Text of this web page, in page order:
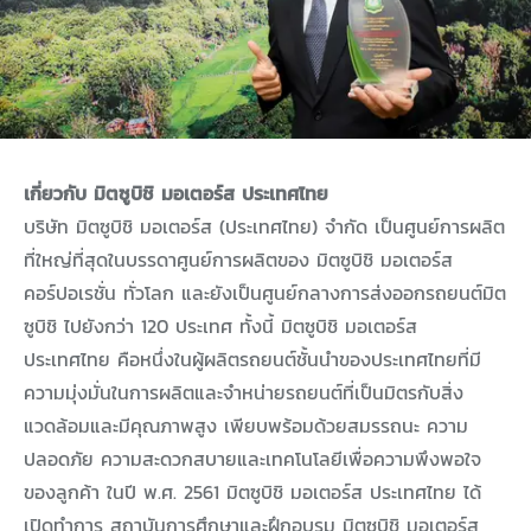
เกี่ยวกับ มิตซูบิชิ มอเตอร์ส ประเทศไทย
บริษัท มิตซูบิชิ มอเตอร์ส (ประเทศไทย) จำกัด เป็นศูนย์การผลิต
ที่ใหญ่ที่สุดในบรรดาศูนย์การผลิตของ มิตซูบิชิ มอเตอร์ส
คอร์ปอเรชั่น ทั่วโลก และยังเป็นศูนย์กลางการส่งออกรถยนต์มิต
ซูบิชิ ไปยังกว่า 120 ประเทศ ทั้งนี้ มิตซูบิชิ มอเตอร์ส
ประเทศไทย คือหนึ่งในผู้ผลิตรถยนต์ชั้นนำของประเทศไทยที่มี
ความมุ่งมั่นในการผลิตและจำหน่ายรถยนต์ที่เป็นมิตรกับสิ่ง
แวดล้อมและมีคุณภาพสูง เพียบพร้อมด้วยสมรรถนะ ความ
ปลอดภัย ความสะดวกสบายและเทคโนโลยีเพื่อความพึงพอใจ
ของลูกค้า ในปี พ.ศ. 2561 มิตซูบิชิ มอเตอร์ส ประเทศไทย ได้